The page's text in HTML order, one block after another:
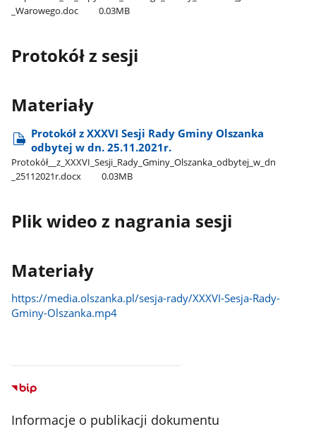
_Warowego.doc
0.03MB
Protokół z sesji
Materiały
Protokół z XXXVI Sesji Rady Gminy Olszanka
odbytej w dn. 25.11.2021r.
Protokół​_​_z​_XXXVI​_Sesji​_Rady​_Gminy​_Olszanka​_odbytej​_w​_dn​
_25112021r.docx
0.03MB
Plik wideo z nagrania sesji
Materiały
https://media.olszanka.pl/sesja-rady/XXXVI-Sesja-Rady-
Gminy-Olszanka.mp4
Informacje o publikacji dokumentu